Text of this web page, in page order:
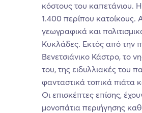
κόστους του καπετάνιου.
1.400 περίπου
γεωγραφικά και
Κυκλάδες. Εκτός από την
Βενετσιάνικο Κάστρο, το
του, της ειδυλλιακές του
φανταστικά τοπικά πιάτα
Οι επισκέπτες επίσης,
μονοπάτια περιήγησης